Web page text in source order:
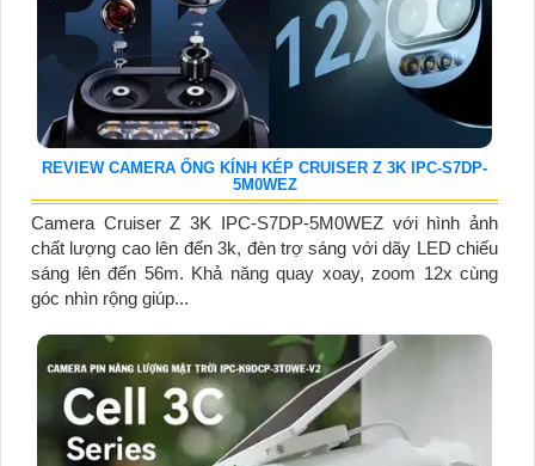
REVIEW CAMERA ỐNG KÍNH KÉP CRUISER Z 3K IPC-S7DP-
5M0WEZ
Camera Cruiser Z 3K IPC-S7DP-5M0WEZ với hình ảnh
chất lượng cao lên đến 3k, đèn trợ sáng với dãy LED chiếu
sáng lên đến 56m. Khả năng quay xoay, zoom 12x cùng
góc nhìn rộng giúp...